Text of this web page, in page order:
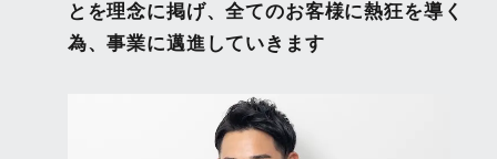
とを理念に掲げ、全てのお客様に熱狂を導く
為、事業に邁進していきます